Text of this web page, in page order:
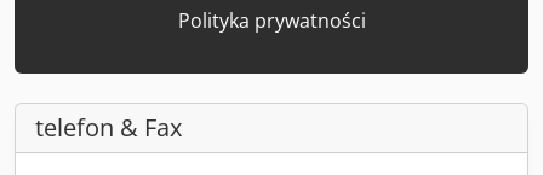
Polityka prywatności
telefon & Fax